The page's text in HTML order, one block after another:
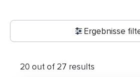
Ergebnisse
20 out of 27 results